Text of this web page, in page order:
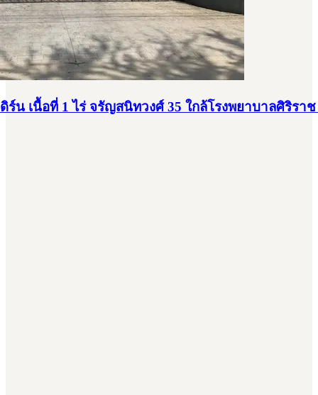
น เนื้อที่ 1 ไร่ จรัญสนิทวงศ์ 35 ใกล้โรงพยาบาลศิริรา